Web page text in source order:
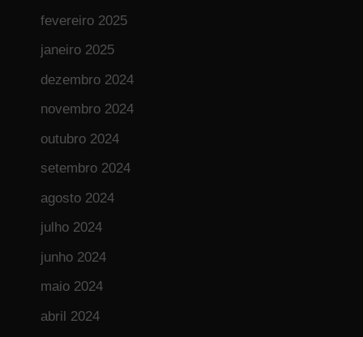
fevereiro 2025
janeiro 2025
dezembro 2024
novembro 2024
outubro 2024
setembro 2024
agosto 2024
julho 2024
junho 2024
maio 2024
abril 2024